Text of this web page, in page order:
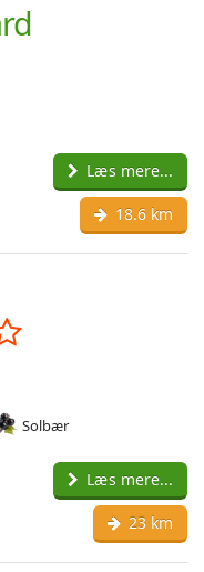
Læs mere...
18.6 km
Solbær
Læs mere...
23 km